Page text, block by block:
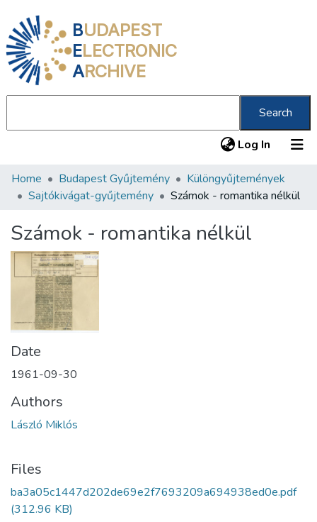
BUDAPEST
ELECTRONIC
ARCHIVE
Search
Log In (current)
Communities & Collections
Statistics
About us
Home Budapest Gyűjtemény
Különgyűjtemények
Sajtókivágat-gyűjtemény
Számok - romantika nélkül
Számok - romantika nélkül
Date
1961-09-30
Authors
László Miklós
Files
ba3a05c1447d202de69e2f7693209a694938ed0e.pdf
(312.96 KB)